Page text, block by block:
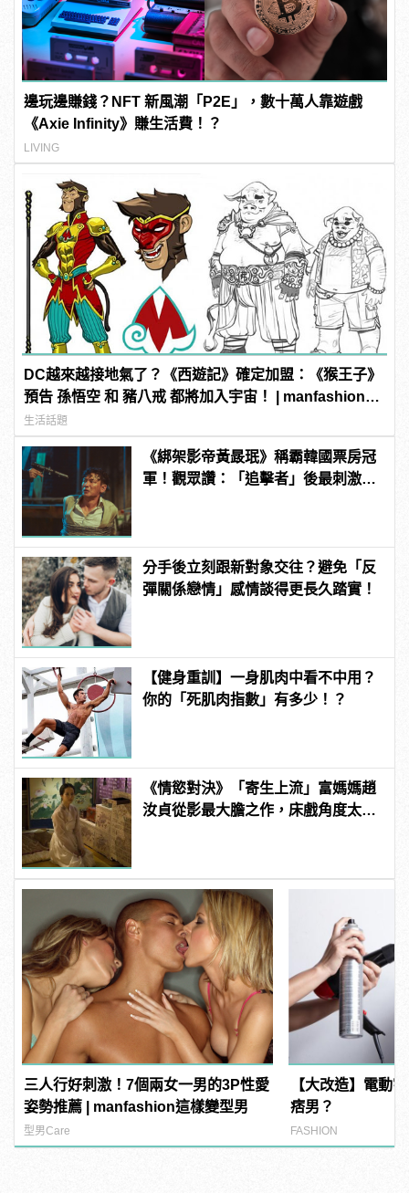
邊玩邊賺錢？NFT 新風潮「P2E」，數十萬人靠遊戲
《Axie Infinity》賺生活費！？
LIVING
DC越來越接地氣了？《西遊記》確定加盟：《猴王子》
預告 孫悟空 和 豬八戒 都將加入宇宙！ | manfashion這
樣變型男
生活話題
《綁架影帝黃晸珉》稱霸韓國票房冠
軍！觀眾讚：「追擊者」後最刺激的
分手後立刻跟新對象交往？避免「反
彈關係戀情」感情談得更長久踏實！
【健身重訓】一身肌肉中看不中用？
你的「死肌肉指數」有多少！？
《情慾對決》「寄生上流」富媽媽趙
汝貞從影最大膽之作，床戲角度太真
三人行好刺激！7個兩女一男的3P性愛
姿勢推薦 | manfashion這樣變型男
型男Care
【大改造】電動
痞男？
FASHION